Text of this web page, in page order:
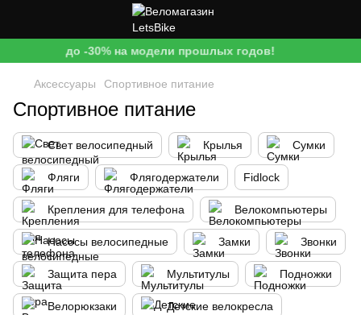
до -30% на модели прошлых годов!
Аксессуары Спортивное питание
Спортивное питание
Свет велосипедный Крылья Сумки
Фляги Флягодержатели Fidlock
Крепления для телефона Велокомпьютеры
Насосы велосипедные Замки Звонки
Защита пера Мультитулы Подножки
Велорюкзаки Детские велокресла